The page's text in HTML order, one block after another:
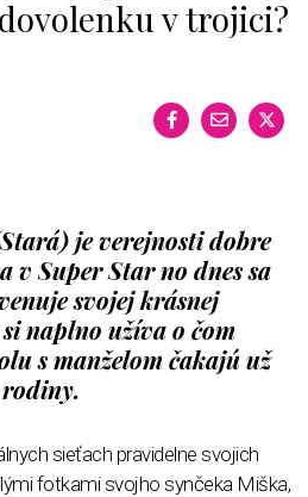
v trojici?
je verejnosti dobre
v Super Star no dnes sa
svojej krásnej
naplno užíva o čom
s manželom čakajú už
sieťach pravidelne svojich
fotkami svojho synčeka Miška,